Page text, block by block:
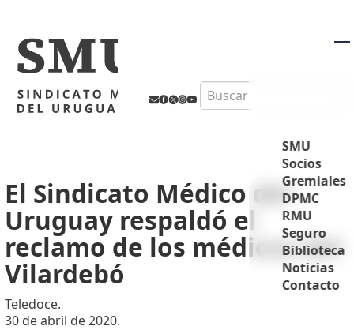
Search
SMU
Socios
Gremiales
DPMC
RMU
Seguro
Biblioteca
Noticias
Contacto
El Sindicato Médico del
Uruguay respaldó el
reclamo de los médicos del
Vilardebó
Teledoce.
30 de abril de 2020.